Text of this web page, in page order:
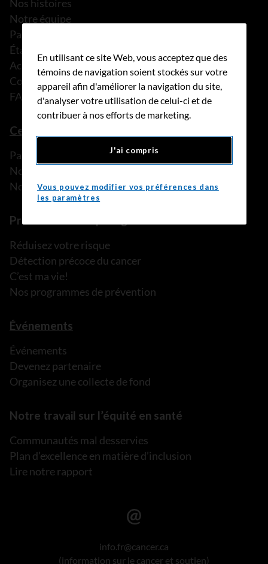
Nos histoires
Notre équipe
Partenariats
États financiers
Actualités
Communiqués de presse
FAQ
Ce que nous pouvons faire
Parler à une personne de confiance
Nos programmes et services
Nos ressources
Prévention et dépistage
Réduisez votre risque
Détection précoce du cancer
C’est ma vie!
Nos programmes de prévention
Événements
Événements
Devenez partenaire
Organisez une collecte de fond
Notre travail sur l’équité en santé
Communautés mal desservies
Plan d’excellence en matière d’inclusion
Lire notre rapport
info.fr@cancer.ca
(information sur le cancer et soutien)
En utilisant ce site Web, vous acceptez que des
témoins de navigation soient stockés sur votre
appareil afin d'améliorer la navigation du site,
d'analyser votre utilisation de celui-ci et de
contribuer à nos efforts de marketing.
J'ai compris
Vous pouvez modifier vos préférences dans
les paramètres